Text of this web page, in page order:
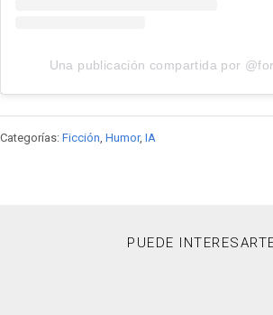
Una publicación compartida por
Categorías: Ficción, Humor, IA
PUEDE